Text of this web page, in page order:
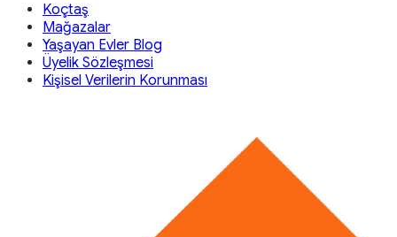
Koçtaş
Mağazalar
Yaşayan Evler Blog
Üyelik Sözleşmesi
Kişisel Verilerin Korunması